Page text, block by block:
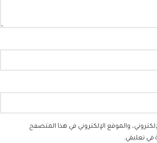
والموقع الإلكتروني في هذا المتصفح
في تعليقي.